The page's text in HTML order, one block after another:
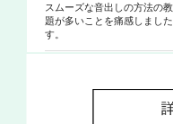
スムーズな音出しの方法の
題が多いことを痛感しまし
す。